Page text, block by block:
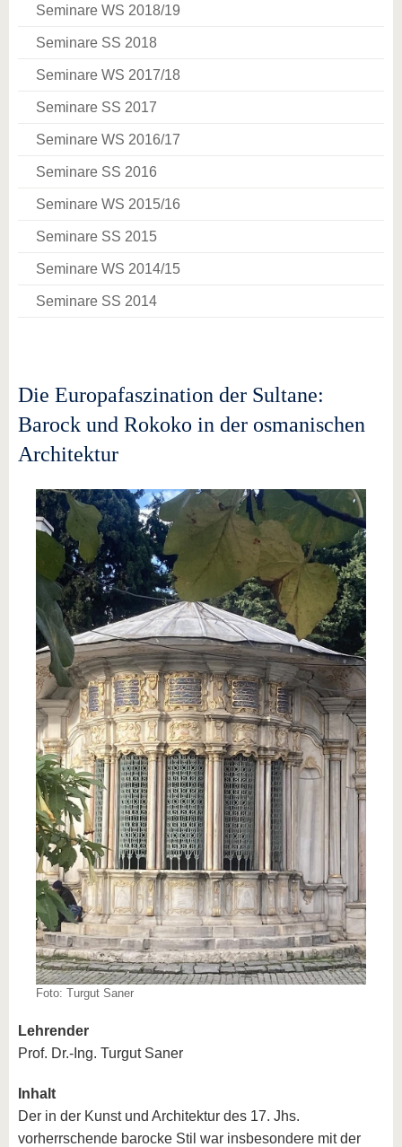
Seminare WS 2018/19
Seminare SS 2018
Seminare WS 2017/18
Seminare SS 2017
Seminare WS 2016/17
Seminare SS 2016
Seminare WS 2015/16
Seminare SS 2015
Seminare WS 2014/15
Seminare SS 2014
Die Europafaszination der Sultane:
Barock und Rokoko in der osmanischen
Architektur
Foto: Turgut Saner
Lehrender
Prof. Dr.-Ing. Turgut Saner
Inhalt
Der in der Kunst und Architektur des 17. Jhs.
vorherrschende barocke Stil war insbesondere mit der